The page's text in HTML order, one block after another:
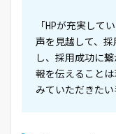
「HPが充実して
声を見越して、
し、採用成功に
報を伝えること
みていただきたい